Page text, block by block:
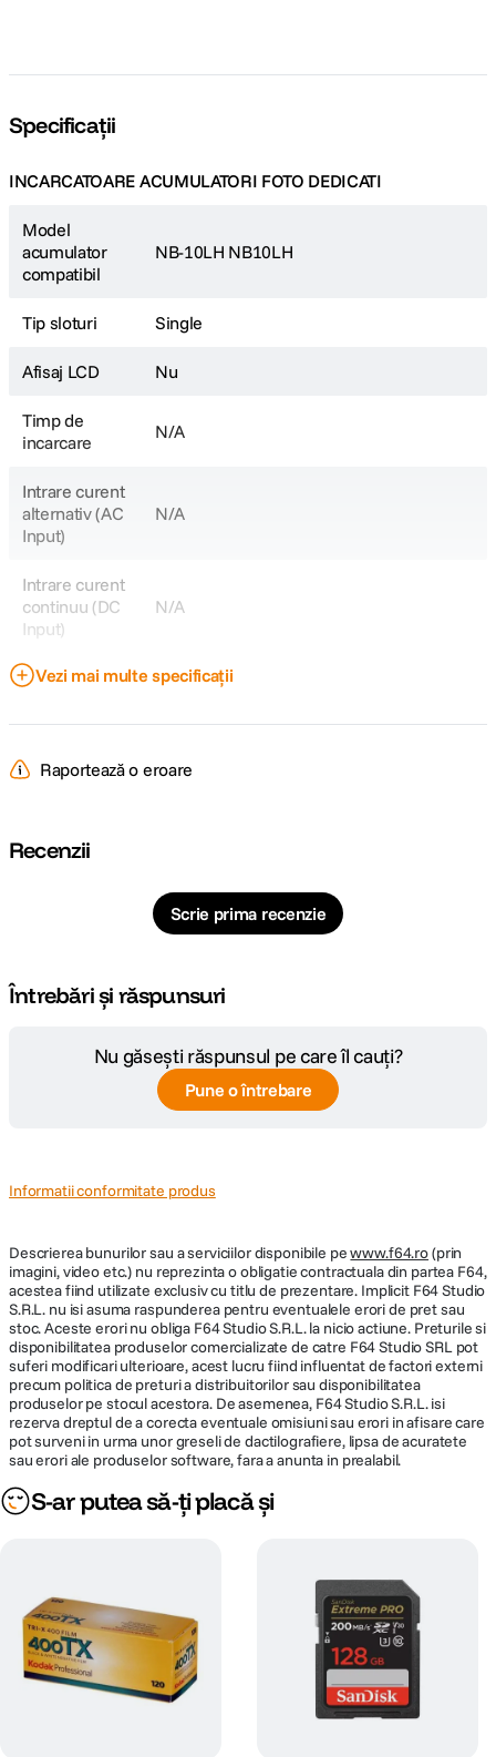
Specificații
INCARCATOARE ACUMULATORI FOTO DEDICATI
Model
acumulator
compatibil
NB-10LH NB10LH
Tip sloturi Single
Afisaj LCD Nu
Timp de
incarcare
N/A
Intrare curent
alternativ (AC
Input)
N/A
Intrare curent
continuu (DC
Input)
N/A
Port USB Nu
Vezi mai multe specificații
Raportează o eroare
Recenzii
Scrie prima recenzie
Întrebări și răspunsuri
Nu găsești răspunsul pe care îl cauți?
Pune o întrebare
Informatii conformitate produs
Descrierea bunurilor sau a serviciilor disponibile pewww.f64.ro(prin
imagini, video etc.) nu reprezinta o obligatie contractuala din partea F64,
acestea fiind utilizate exclusiv cu titlu de prezentare. Implicit F64 Studio
S.R.L. nu isi asuma raspunderea pentru eventualele erori de pret sau
stoc. Aceste erori nu obliga F64 Studio S.R.L. la nicio actiune. Preturile si
disponibilitatea produselor comercializate de catre F64 Studio SRL pot
suferi modificari ulterioare, acest lucru fiind influentat de factori externi
precum politica de preturi a distribuitorilor sau disponibilitatea
produselor pe stocul acestora. De asemenea, F64 Studio S.R.L. isi
rezerva dreptul de a corecta eventuale omisiuni sau erori in afisare care
pot surveni in urma unor greseli de dactilografiere, lipsa de acuratete
sau erori ale produselor software, fara a anunta in prealabil.
S-ar putea să-ți placă și